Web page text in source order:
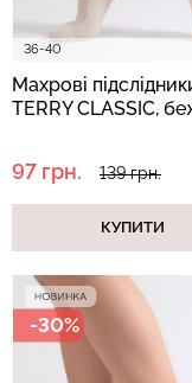
36-40
Махрові
TERRY CLASSIC,
97 грн. 139 грн.
КУПИТИ
-30%